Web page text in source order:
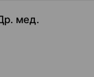
мед.